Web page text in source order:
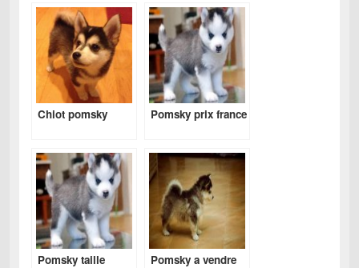
Chiot pomsky Pomsky prix france
Pomsky taille Pomsky a vendre